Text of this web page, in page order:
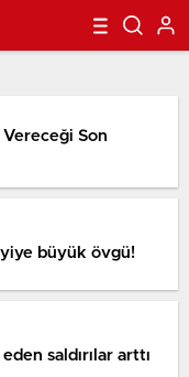
Son
büyük övgü!
saldırılar arttı